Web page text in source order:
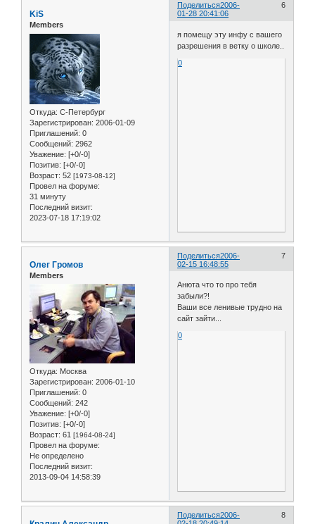
Поделиться 6
2006-
01-28 20:41:06
KiS
Members
Откуда: С-Петербург
Зарегистрирован: 2006-01-09
Приглашений: 0
Сообщений: 2962
Уважение: [+0/-0]
Позитив: [+0/-0]
Возраст: 52 [1973-08-12]
Провел на форуме:
31 минуту
Последний визит:
2023-07-18 17:19:02
я помещу эту инфу с вашего
разрешения в ветку о школе..
0
Поделиться 7
2006-
02-15 16:48:55
Олег Громов
Members
Откуда: Москва
Зарегистрирован: 2006-01-10
Приглашений: 0
Сообщений: 242
Уважение: [+0/-0]
Позитив: [+0/-0]
Возраст: 61 [1964-08-24]
Провел на форуме:
Не определено
Последний визит:
2013-09-04 14:58:39
Анюта что то про тебя
забыли?!
Ваши все ленивые трудно на
сайт зайти...
0
Поделиться 8
2006-